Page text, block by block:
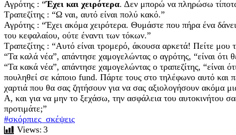
Αγρότης : “Έχει και χειρότερα. Δεν μπορώ να πληρώσω
Τραπεζίτης : “Ω ναι, αυτό είναι πολύ κακό.”
Αγρότης : “Έχει ακόμα χειρότερα. Θυμάστε που πήρα ένα
του κεφαλαίου, ούτε έναντι των τόκων.”
Τραπεζίτης : “Αυτό είναι τρομερό, άκουσα αρκετά! Πείτε μου
“Τα καλά νέα”, απάντησε χαμογελώντας ο αγρότης, “είναι
“Τα κακά νέα”, απάντησε χαμογελώντας ο τραπεζίτης, “είναι
πουληθεί σε κάποιο fund. Πάρτε τους στο τηλέφωνο αυτό και
χαρτιά που θα σας ζητήσουν για να σας αξιολογήσουν ακόμα
Α, και για να μην το ξεχάσω, την ασφάλεια του αυτοκινήτου
προτιμάτε;”
#σκόρπιες_σκέψεις
Views: 3